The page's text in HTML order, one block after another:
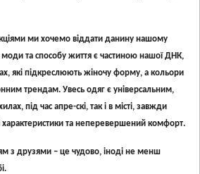
ми хочемо віддати данину нашому
моди та способу життя є частиною нашої ДНК,
які підкреслюють жіночу форму, а кольори
трендам. Увесь одяг є універсальним,
під час апре-скі, так і в місті, завжди
характеристики та неперевершений комфорт.
з друзями – це чудово, іноді не менш